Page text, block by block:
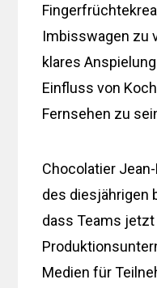
Imbisswagen zu
klares
Einfluss von
Fernsehen zu
Chocolatier
des diesjährigen
dass Teams
Medien für